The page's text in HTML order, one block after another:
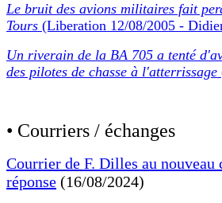
Le bruit des avions militaires fait
Tours (Liberation 12/08/2005 -
Un riverain de la BA 705 a tenté
des pilotes de chasse à l'atterrissage
• Courriers / échanges
Courrier de F. Dilles au nouveau
réponse (16/08/2024)